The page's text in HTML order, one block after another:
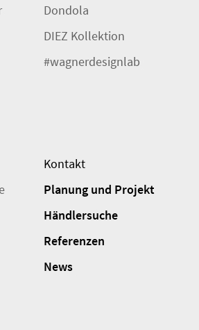
Dondola
DIEZ Kollektion
#wagnerdesignlab
Kontakt
Planung und Projekt
Händlersuche
Referenzen
News